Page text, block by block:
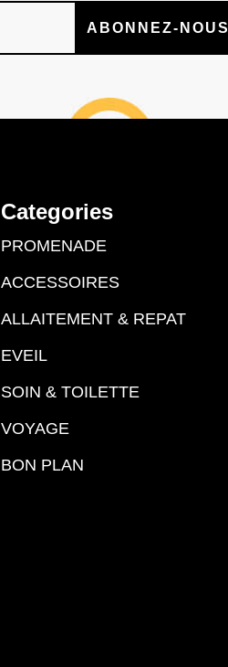
ABONNEZ-NOUS
Categories
PROMENADE
ACCESSOIRES
ALLAITEMENT & REPAT
EVEIL
SOIN & TOILETTE
VOYAGE
BON PLAN